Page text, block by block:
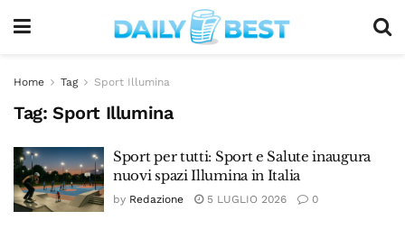
Home Tag Sport Illumina
Tag: Sport Illumina
Sport per tutti: Sport e Salute inaugura
nuovi spazi Illumina in Italia
by Redazione 5 LUGLIO 2026 0